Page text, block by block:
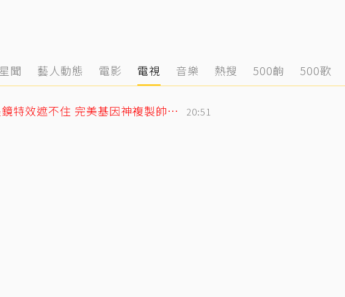
聞 藝人動態 電影 電視 音樂 熱搜 500齣 500歌
林志玲父親節曬帥兒照！墨鏡特效遮不住 完美基因神複製帥出新高度 20:51